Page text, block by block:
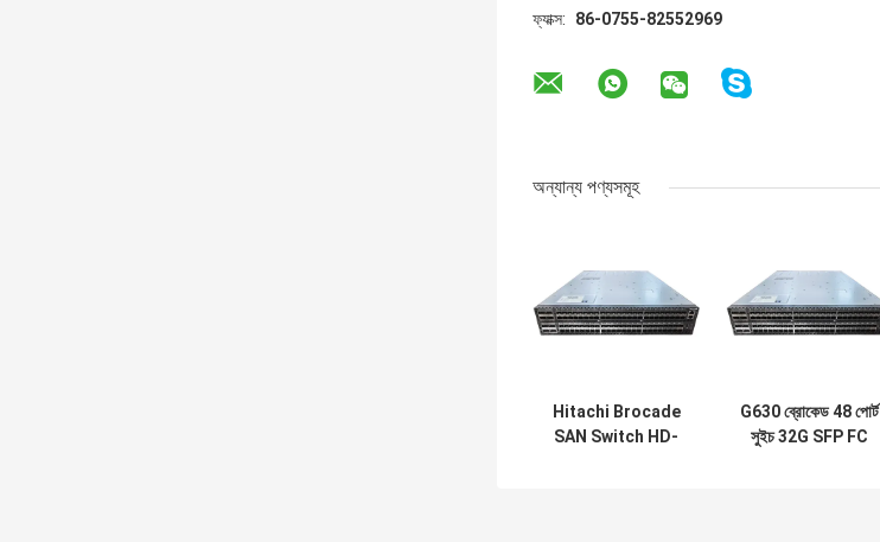
ফ্যাক্স:
86-0755-82552969
অন্যান্য পণ্যসমূহ
Hitachi Brocade
SAN Switch HD-
G630 ব্রোকেড 48 পোর্ট
সুইচ 32G SFP FC